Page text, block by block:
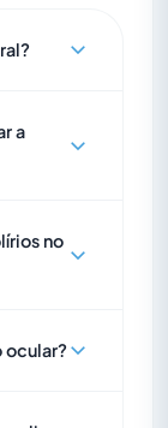
a
no
ocular?